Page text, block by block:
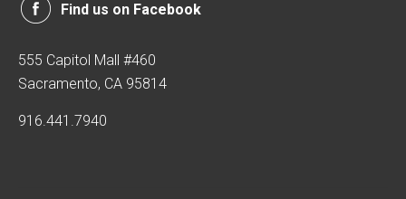
Find us on Facebook
555 Capitol Mall #460
Sacramento, CA 95814
916.441.7940